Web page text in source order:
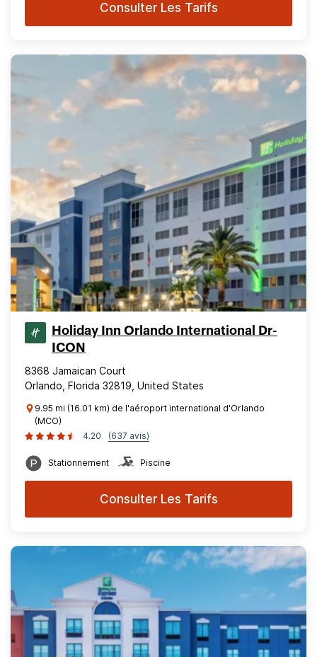
Consulter Les Tarifs
Holiday Inn Orlando International Dr-
ICON
8368 Jamaican Court
Orlando, Florida 32819, United States
9.95 mi (16.01 km) de l'aéroport international d'Orlando
(MCO)
4.20
(637 avis)
Stationnement Piscine
Consulter Les Tarifs